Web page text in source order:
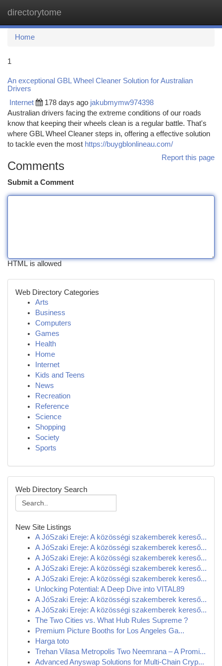
directorytome
Home
1
An exceptional GBL Wheel Cleaner Solution for Australian
Drivers
Internet 178 days ago jakubmymw974398
Australian drivers facing the extreme conditions of our roads
know that keeping their wheels clean is a regular battle. That's
where GBL Wheel Cleaner steps in, offering a effective solution
to tackle even the most https://buygblonlineau.com/
Report this page
Comments
Submit a Comment
HTML is allowed
Web Directory Categories
Arts
Business
Computers
Games
Health
Home
Internet
Kids and Teens
News
Recreation
Reference
Science
Shopping
Society
Sports
Web Directory Search
New Site Listings
A JóSzaki Ereje: A közösségi szakemberek kereső...
A JóSzaki Ereje: A közösségi szakemberek kereső...
A JóSzaki Ereje: A közösségi szakemberek kereső...
A JóSzaki Ereje: A közösségi szakemberek kereső...
A JóSzaki Ereje: A közösségi szakemberek kereső...
Unlocking Potential: A Deep Dive into VITAL89
A JóSzaki Ereje: A közösségi szakemberek kereső...
A JóSzaki Ereje: A közösségi szakemberek kereső...
The Two Cities vs. What Hub Rules Supreme ?
Premium Picture Booths for Los Angeles Ga...
Harga toto
Trehan Vilasa Metropolis Two Neemrana – A Promi...
Advanced Anyswap Solutions for Multi-Chain Cryp...